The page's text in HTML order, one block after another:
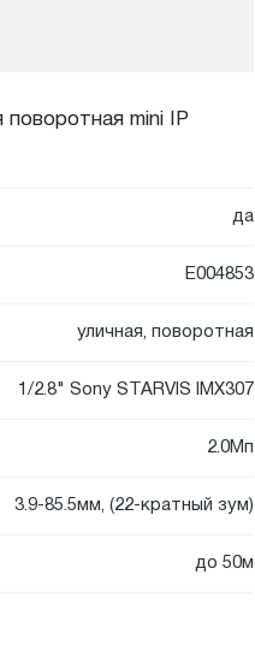
поворотная mini IP
да
E004853
уличная, поворотная
1/2.8" Sony STARVIS IMX307
2.0Мп
3.9-85.5мм, (22-кратный зум)
до 50м